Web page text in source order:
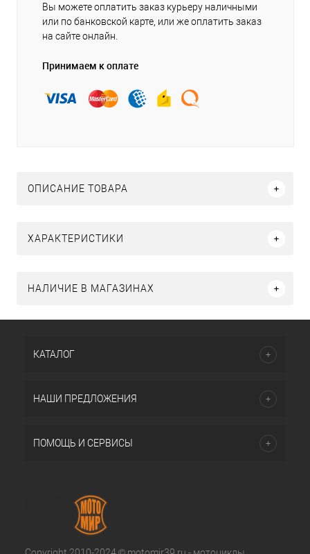
Вы можете оплатить заказ курьеру наличными
или по банковской карте, или же оплатить заказ
на сайте онлайн.
Принимаем к оплате
ОПИСАНИЕ ТОВАРА
ХАРАКТЕРИСТИКИ
НАЛИЧИЕ В МАГАЗИНАХ
КАТАЛОГ
НАШИ ПРЕДЛОЖЕНИЯ
ПОМОЩЬ И СЕРВИСЫ